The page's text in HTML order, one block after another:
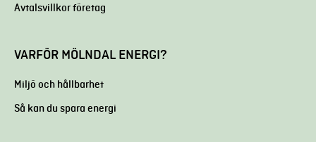
Avtalsvillkor företag
VARFÖR MÖLNDAL ENERGI?
Miljö och hållbarhet
Så kan du spara energi